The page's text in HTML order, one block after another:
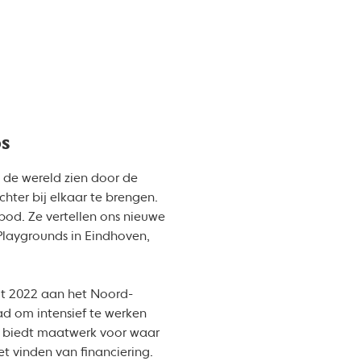
de wereld zien door de
bij elkaar te brengen.
Ze vertellen ons nieuwe
in Eindhoven,
2022 aan het Noord-
om intensief te werken
biedt maatwerk voor waar
vinden van financiering.